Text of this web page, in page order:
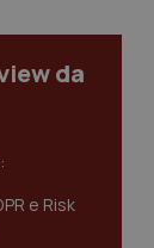
da
e Risk